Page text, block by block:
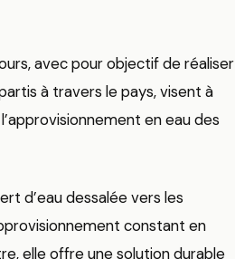
avec pour objectif de réaliser
à travers le pays, visent à
en eau des
d’eau dessalée vers les
constant en
elle offre une solution durable